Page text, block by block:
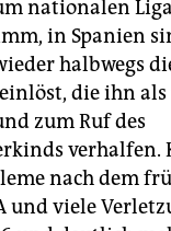
nationalen
in Spanien
halbwegs
die ihn als
zum Ruf des
verhalfen.
nach dem
und viele